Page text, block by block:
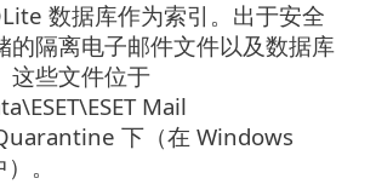
数据库作为索引。出于安全
的隔离电子邮件文件以及数据库
这些文件位于
Mail
下（在 Windows
。